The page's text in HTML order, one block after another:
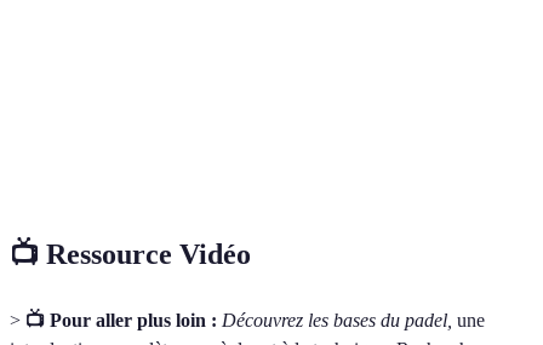
📺 Ressource Vidéo
> 📺 Pour aller plus loin : Découvrez les bases du padel, une